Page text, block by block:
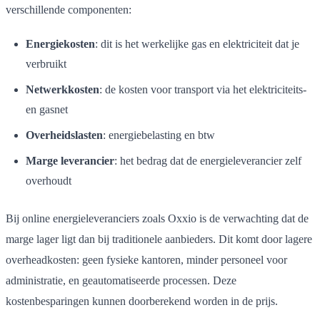
verschillende componenten:
Energiekosten: dit is het werkelijke gas en elektriciteit dat je
verbruikt
Netwerkkosten: de kosten voor transport via het elektriciteits-
en gasnet
Overheidslasten: energiebelasting en btw
Marge leverancier: het bedrag dat de energieleverancier zelf
overhoudt
Bij online energieleveranciers zoals Oxxio is de verwachting dat de
marge lager ligt dan bij traditionele aanbieders. Dit komt door lagere
overheadkosten: geen fysieke kantoren, minder personeel voor
administratie, en geautomatiseerde processen. Deze
kostenbesparingen kunnen doorberekend worden in de prijs.